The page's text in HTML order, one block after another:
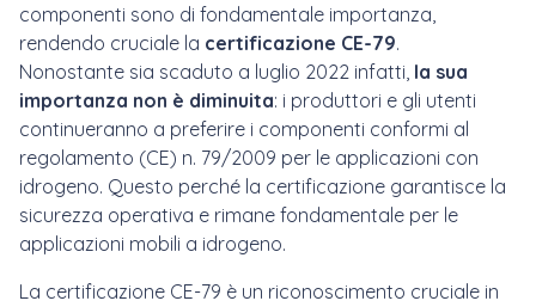
componenti sono di fondamentale importanza,
rendendo cruciale la certificazione CE-79.
Nonostante sia scaduto a luglio 2022 infatti, la sua
importanza non è diminuita: i produttori e gli utenti
continueranno a preferire i componenti conformi al
regolamento (CE) n. 79/2009 per le applicazioni con
idrogeno. Questo perché la certificazione garantisce la
sicurezza operativa e rimane fondamentale per le
applicazioni mobili a idrogeno.
La certificazione CE-79 è un riconoscimento cruciale in